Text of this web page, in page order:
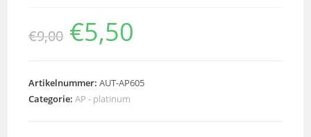
€9,00 €5,50
Artikelnummer:AUT-AP605
Categorie:AP - platinum